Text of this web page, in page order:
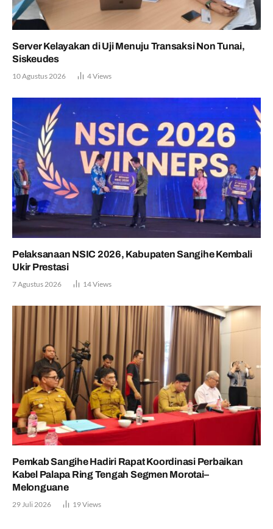
Server Kelayakan di Uji Menuju Transaksi Non Tunai,
Siskeudes
10 Agustus 2026 4Views
Pelaksanaan NSIC 2026, Kabupaten Sangihe Kembali
Ukir Prestasi
7 Agustus 2026 14Views
Pemkab Sangihe Hadiri Rapat Koordinasi Perbaikan
Kabel Palapa Ring Tengah Segmen Morotai–
Melonguane
29 Juli 2026 19Views